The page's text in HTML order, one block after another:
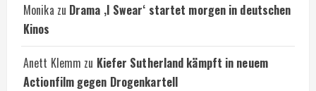
Monika zu Drama ‚I Swear‘ startet morgen in deutschen
Kinos
Anett Klemm zu Kiefer Sutherland kämpft in neuem
Actionfilm gegen Drogenkartell